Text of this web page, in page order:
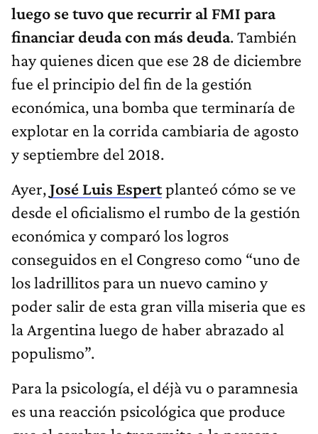
luego se tuvo que recurrir al FMI para
financiar deuda con más deuda.También
hay quienes dicen que ese 28 de diciembre
fue el principio del fin de la gestión
económica, una bomba que terminaría de
explotar en la corrida cambiaria de agosto
y septiembre del 2018.
Ayer,José Luis Espertplanteó cómo se ve
desde el oficialismo el rumbo de la gestión
económica y comparó los logros
conseguidos en el Congreso como “uno de
los ladrillitos para un nuevo camino y
poder salir de esta gran villa miseria que es
la Argentina luego de haber abrazado al
populismo”.
Para la psicología, el déjà vu o paramnesia
es una reacción psicológica que produce